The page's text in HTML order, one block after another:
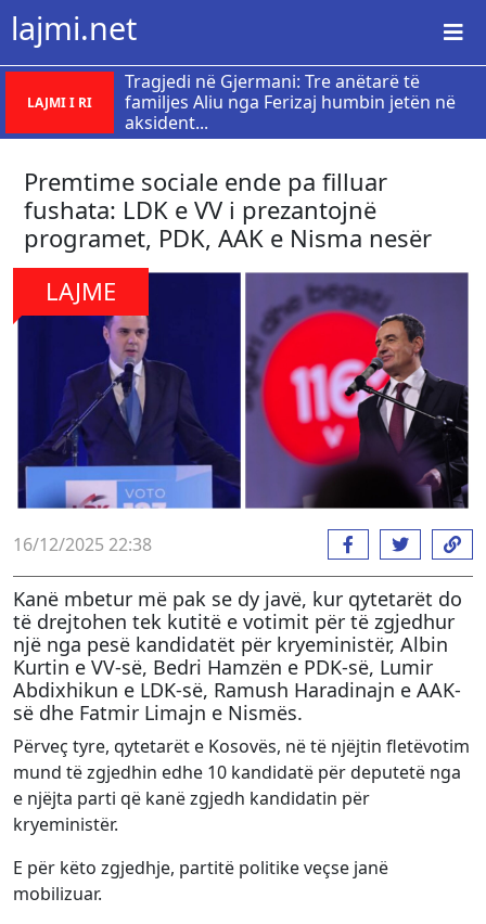
lajmi.net
LAJMI I RI
Tragjedi në Gjermani: Tre anëtarë të
familjes Aliu nga Ferizaj humbin jetën në
aksident...
Premtime sociale ende pa filluar
fushata: LDK e VV i prezantojnë
programet, PDK, AAK e Nisma nesër
LAJME
16/12/2025 22:38
Kanë mbetur më pak se dy javë, kur qytetarët do
të drejtohen tek kutitë e votimit për të zgjedhur
një nga pesë kandidatët për kryeministër, Albin
Kurtin e VV-së, Bedri Hamzën e PDK-së, Lumir
Abdixhikun e LDK-së, Ramush Haradinajn e AAK-
së dhe Fatmir Limajn e Nismës.
Përveç tyre, qytetarët e Kosovës, në të njëjtin fletëvotim
mund të zgjedhin edhe 10 kandidatë për deputetë nga
e njëjta parti që kanë zgjedh kandidatin për
kryeministër.
E për këto zgjedhje, partitë politike veçse janë
mobilizuar.